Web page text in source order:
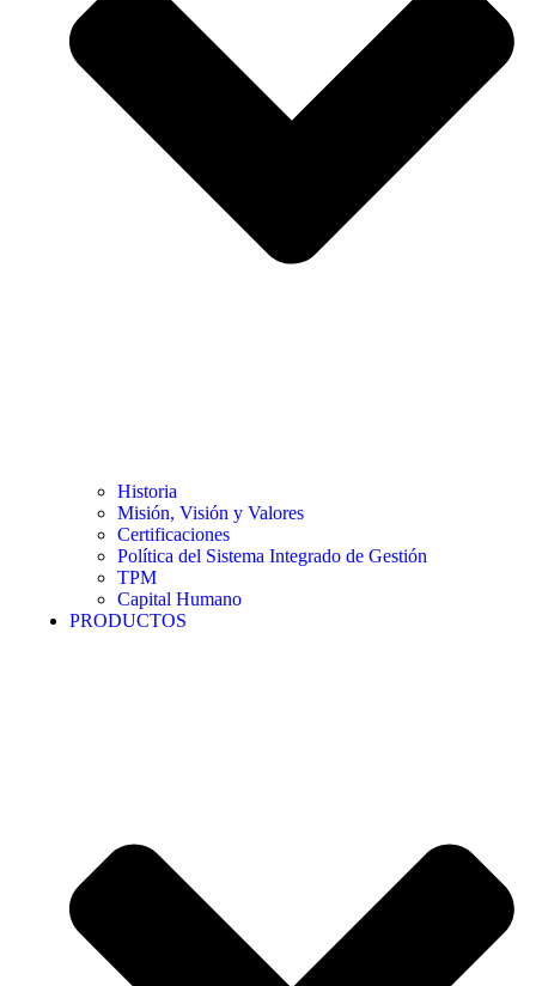
Historia
Misión, Visión y Valores
Certificaciones
Política del Sistema Integrado de Gestión
TPM
Capital Humano
PRODUCTOS